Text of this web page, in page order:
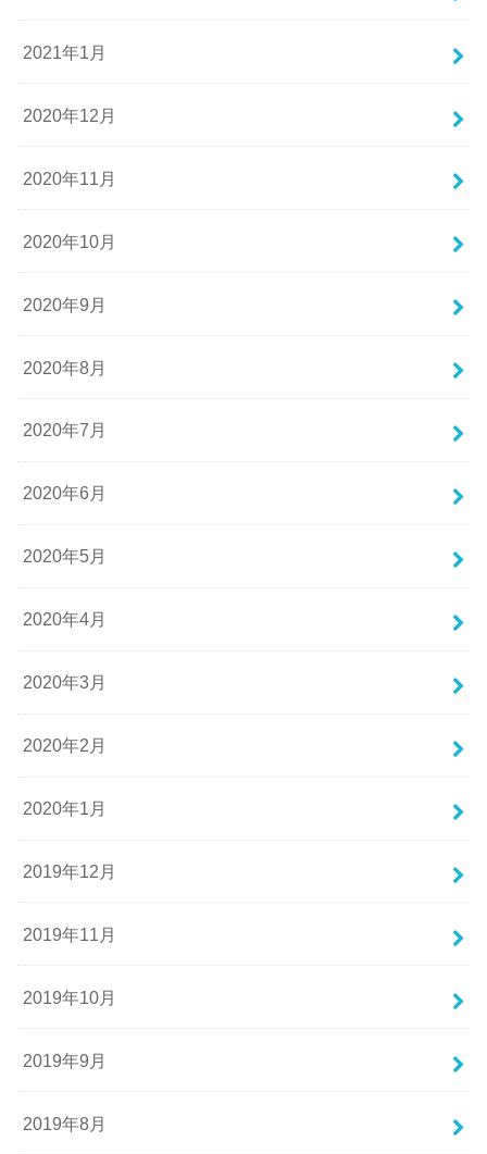
2021年1月
2020年12月
2020年11月
2020年10月
2020年9月
2020年8月
2020年7月
2020年6月
2020年5月
2020年4月
2020年3月
2020年2月
2020年1月
2019年12月
2019年11月
2019年10月
2019年9月
2019年8月